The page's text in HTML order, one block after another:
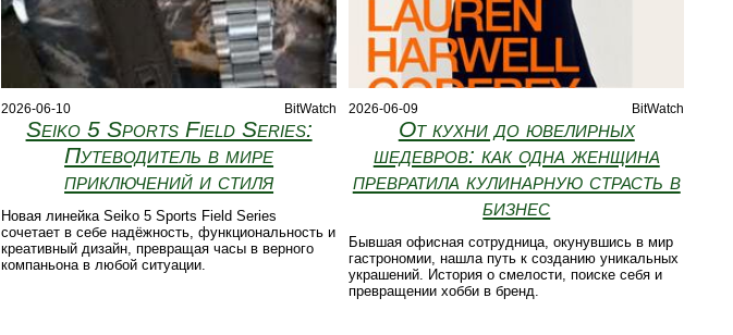
2026-06-10 BitWatch
Seiko 5 Sports Field Series:
Путеводитель в мире
приключений и стиля
Новая линейка Seiko 5 Sports Field Series
сочетает в себе надёжность, функциональность и
креативный дизайн, превращая часы в верного
компаньона в любой ситуации.
2026-06-09 BitWatch
От кухни до ювелирных
шедевров: как одна женщина
превратила кулинарную страсть в
бизнес
Бывшая офисная сотрудница, окунувшись в мир
гастрономии, нашла путь к созданию уникальных
украшений. История о смелости, поиске себя и
превращении хобби в бренд.